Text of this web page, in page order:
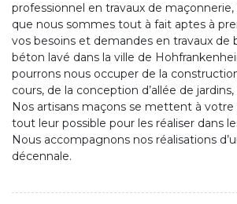
professionnel en travaux de
que nous sommes tout à fait aptes à
vos besoins et demandes en travaux de
béton lavé dans la ville de
pourrons nous occuper de la
cours, de la conception d’allée de
Nos artisans maçons se mettent à
tout leur possible pour les réaliser dans
Nous accompagnons nos réalisations
décennale.